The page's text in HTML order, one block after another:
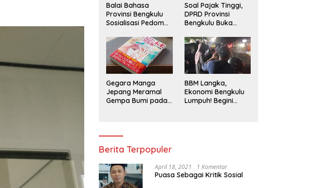
Balai Bahasa
Provinsi Bengkulu
Sosialisasi Pedoman
Penggunaan
Bahasa Indonesia
Soal Pajak Tinggi,
DPRD Provinsi
Bengkulu Buka
Pengaduan
Masyarakat
Gegara Manga
Jepang Meramal
Gempa Bumi pada
BBM Langka,
Ekonomi Bengkulu
Lumpuh! Begini
Berita Terpopuler
April 18, 2021 1 Komentar
Puasa Sebagai Kritik Sosial